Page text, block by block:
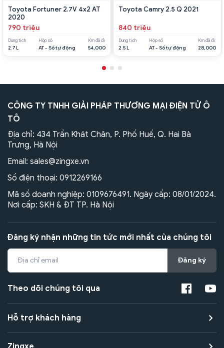
Toyota Fortuner 2.7V 4x2 AT
2020
790 triệu
Dung tích
2.7 L
Hộp số
AT - Số tự động
Km đã đi
54,000
Toyota Camry 2.5 Q 2021
840 triệu
Dung tích
2.5 L
Hộp số
AT - Số tự động
Km đã đi
28,000
CÔNG TY TNHH GIẢI PHÁP THƯƠNG MẠI ĐIỆN TỬ Ô
TÔ
Địa chỉ: 434 Trần Khát Chân, P. Phố Huế, Q. Hai Bà
Trưng, Hà Nội
Email: sales@zingxe.vn
Số điện thoại: 0912269166
Mã số doanh nghiệp: 0109676491. Ngày cấp: 08/01/2024.
Nơi cấp: SKH & ĐT TP. Hà Nội
Đăng ký nhận những tin tức mới nhất của chúng tôi
Đăng ký
Theo dõi chúng tôi qua
Hỗ trợ khách hàng